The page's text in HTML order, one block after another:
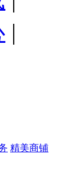
|
精美商铺